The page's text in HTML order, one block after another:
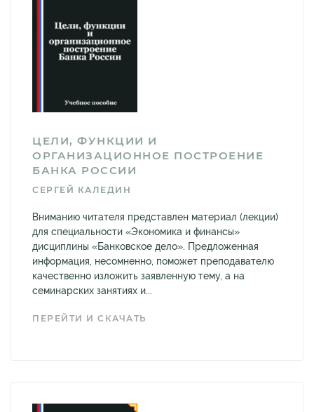
ЦЕЛИ, ФУНКЦИИ И
ОРГАНИЗАЦИОННОЕ ПОСТРОЕНИЕ
БАНКА РОССИИ
СЕРГЕЙ КАЛЕДИН
Вниманию читателя представлен материал (лекции)
для специальности «Экономика и финансы»
дисциплины «Банковское дело». Предложенная
информация, несомненно, поможет преподавателю
качественно изложить заявленную тему, а на
семинарских занятиях и...
ПЕРЕЙТИ И СКАЧАТЬ